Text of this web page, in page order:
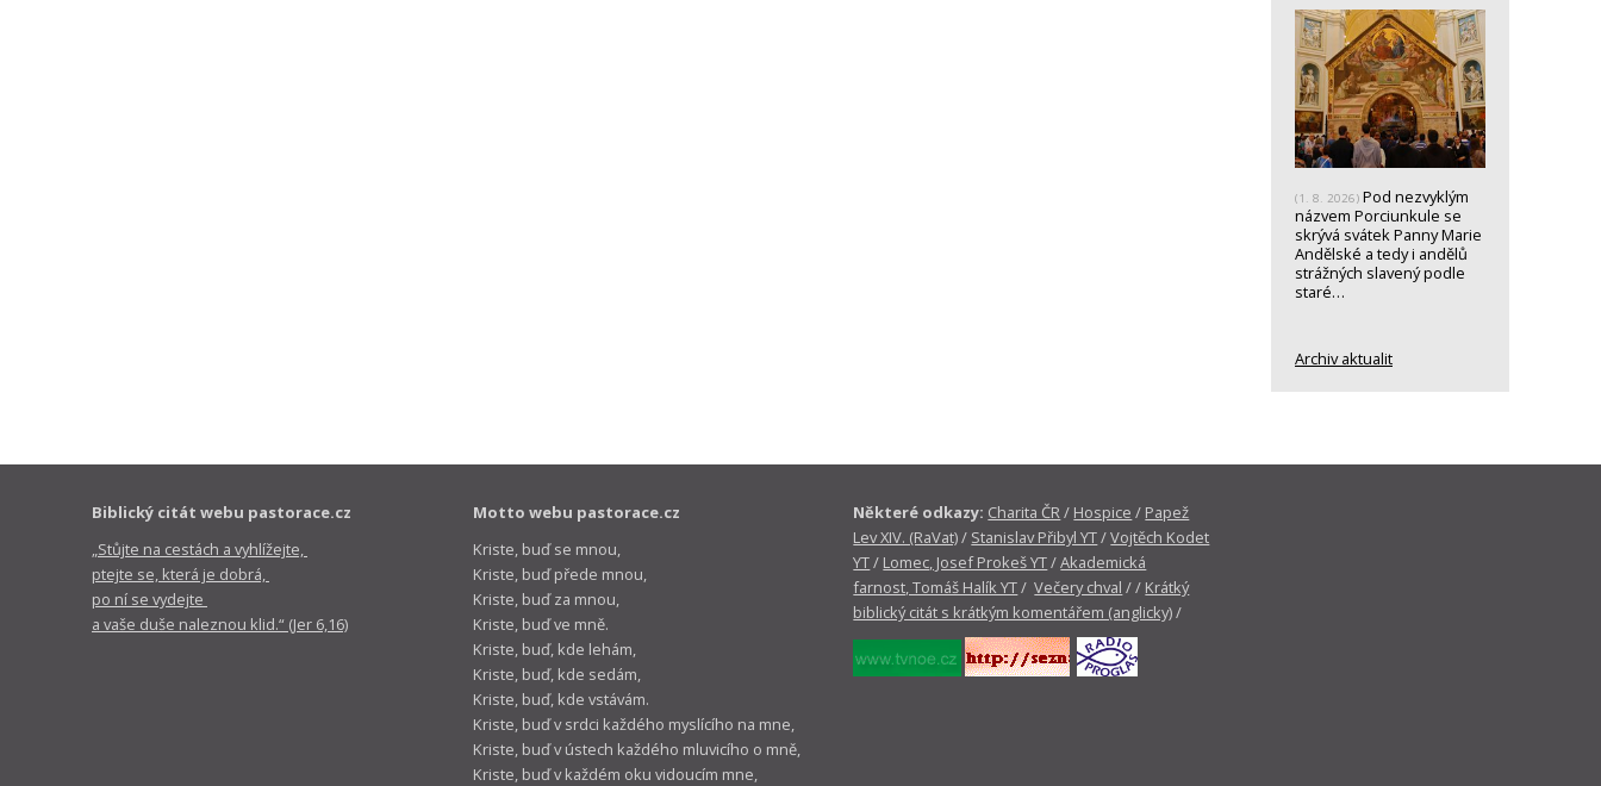
(1. 8. 2026) Pod nezvyklým
názvem Porciunkule se
skrývá svátek Panny Marie
Andělské a tedy i andělů
strážných slavený podle
staré…
Archiv aktualit
Biblický citát webu pastorace.cz
„Stůjte na cestách a vyhlížejte,
ptejte se, která je dobrá,
po ní se vydejte
a vaše duše naleznou klid.“ (Jer 6,16)
Motto webu pastorace.cz
Kriste, buď se mnou,
Kriste, buď přede mnou,
Kriste, buď za mnou,
Kriste, buď ve mně.
Kriste, buď, kde lehám,
Kriste, buď, kde sedám,
Kriste, buď, kde vstávám.
Kriste, buď v srdci každého myslícího na mne,
Kriste, buď v ústech každého mluvicího o mně,
Kriste, buď v každém oku vidoucím mne,
Některé odkazy: Charita ČR/ Hospice / Papež
Lev XIV. (RaVat)/ Stanislav Přibyl YT/Vojtěch Kodet
YT/ Lomec, Josef Prokeš YT/Akademická
farnost, Tomáš Halík YT/Večery chval / / Krátký
biblický citát s krátkým komentářem (anglicky)/